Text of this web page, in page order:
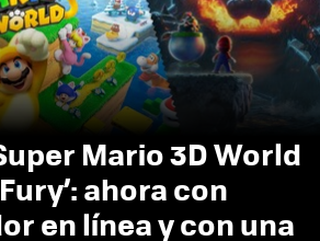
Mario 3D World
ahora con
en línea y con una